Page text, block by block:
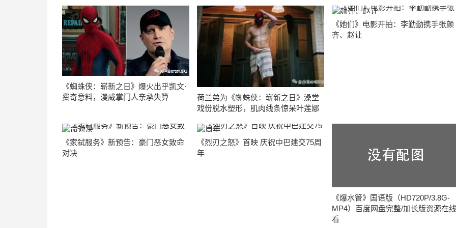
《蜘蛛侠：崭新之日》爆火出乎凯文·
费奇意料，漫威掌门人亲承失算
荷兰弟为《蜘蛛侠：崭新之日》澡堂
戏份脱水塑形，肌肉线条惊呆叶莲娜
《她们》电影开拍：李勤勤携手张颜
齐、赵让
《家弑服务》新预告：豪门恶女致命
对决
《烈刃之怒》首映 庆祝中巴建交75周
年
《爆水管》国语版（HD720P/3.8G-
MP4）百度网盘完整/加长版资源在
看